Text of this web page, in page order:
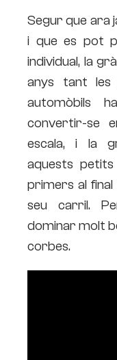
Segur que ara
i que es pot
individual, la
anys tant les
automòbils
convertir-se
escala, i la
aquests
primers al
seu carril.
dominar molt
corbes.